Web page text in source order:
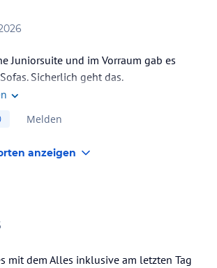
Juniorsuite und im Vorraum gab es
Sicherlich geht das.
Melden
anzeigen
mit dem Alles inklusive am letzten Tag